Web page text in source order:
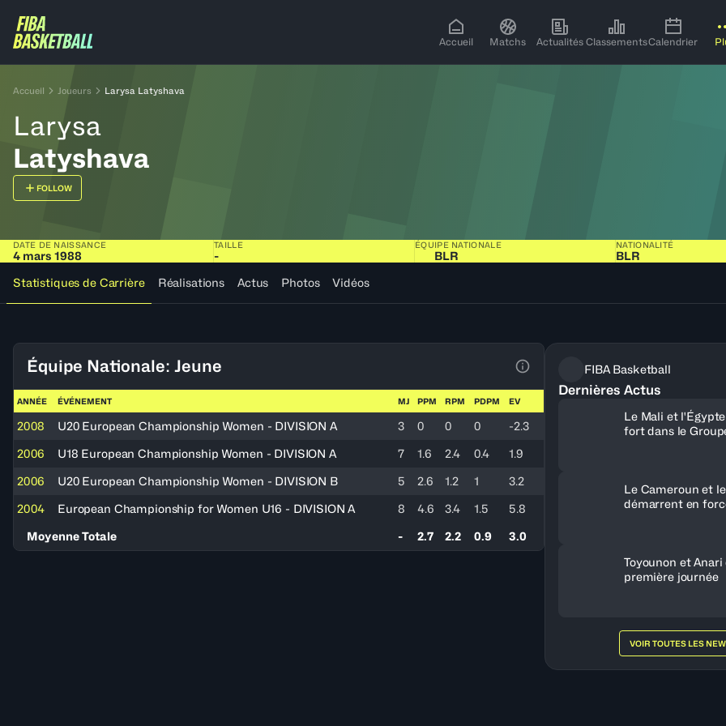
Accueil Matchs Actualités ClassementsCalendrier
Accueil Joueurs Larysa Latyshava
Larysa
Latyshava
FOLLOW
DATE DE NAISSANCE
4 mars 1988
TAILLE
-
ÉQUIPE NATIONALE
BLR
NATIONALITÉ
BLR
Statistiques de Carrière
Réalisations Actus Photos Vidéos
Équipe Nationale: Jeune
Voir la Légende du Tableau
ANNÉE ÉVÉNEMENT MJ PPM RPM PDPM EV
2008 U20 European Championship Women - DIVISION A 3 0 0 0
-2.3
2006
U18 European Championship Women - DIVISION A 7 1.6 2.4 0.4
1.9
2006
U20 European Championship Women - DIVISION B 5 2.6 1.2 1
3.2
2004
European Championship for Women U16 - DIVISION A 8 4.6 3.4 1.5
5.8
Moyenne Totale
- 2.7 2.2 0.9 3.0
FIBA Basketball
Dernières Actus
Le Mali et
fort dans le
Le Cameroun et
démarrent en
Toyounon et
première journée
VOIR TOUTES LES